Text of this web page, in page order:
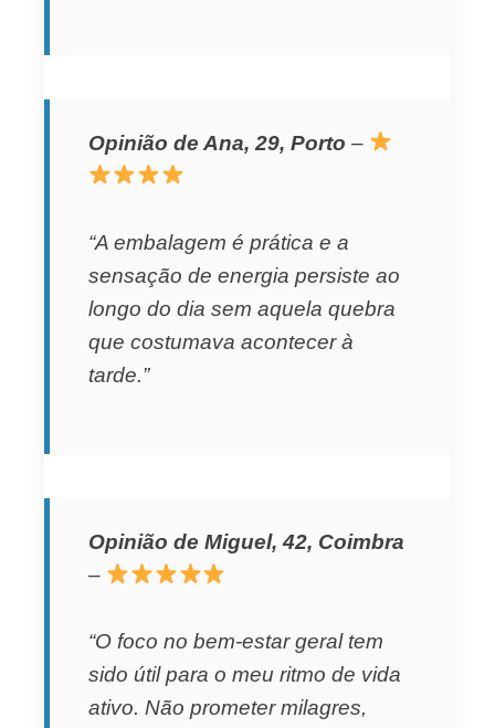
Opinião de Ana, 29, Porto –
“A embalagem é prática e a
sensação de energia persiste ao
longo do dia sem aquela quebra
que costumava acontecer à
tarde.”
Opinião de Miguel, 42, Coimbra
–
“O foco no bem-estar geral tem
sido útil para o meu ritmo de vida
ativo. Não prometer milagres,